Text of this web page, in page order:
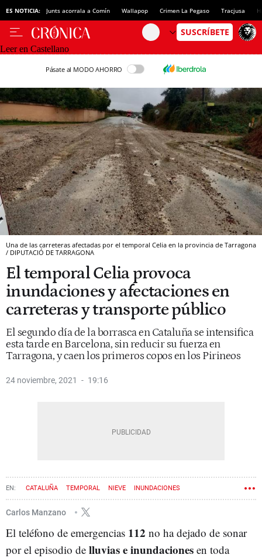
ES NOTICIA: Junts acorrala a Comín Wallapop Crimen La Pegaso Tracjusa
Leer en Castellano
Pásate al MODO AHORRO
Una de las carreteras afectadas por el temporal Celia en la provincia de Tarragona
/ DIPUTACIÓ DE TARRAGONA
El temporal Celia provoca
inundaciones y afectaciones en
carreteras y transporte público
El segundo día de la borrasca en Cataluña se intensifica
esta tarde en Barcelona, sin reducir su fuerza en
Tarragona, y caen los primeros copos en los Pirineos
24 noviembre, 2021 19:16
CATALUÑA TEMPORAL NIEVE INUNDACIONES
Carlos Manzano
El teléfono de emergencias 112 no ha dejado de sonar
por el episodio de lluvias e inundaciones en toda